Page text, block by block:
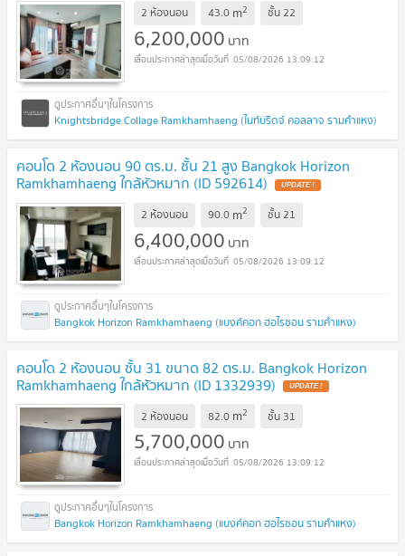
2 ห้องนอน 43.0 m2 ชั้น22
6,200,000 บาท
05/08/2026 13:09:12
Knightsbridge Collage Ramkhamhaeng (ไนท์บริดจ์ คอลลาจ รามคำแหง)
คอนโด 2 ห้องนอน 90 ตร.ม. ชั้น 21 สูง Bangkok Horizon
Ramkhamhaeng ใกล้หัวหมาก (ID 592614) UPDATE !
2 ห้องนอน 90.0 m2 ชั้น21
6,400,000 บาท
05/08/2026 13:09:12
Bangkok Horizon Ramkhamhaeng (แบงค์คอก ฮอไรซอน รามคำแหง)
คอนโด 2 ห้องนอน ชั้น 31 ขนาด 82 ตร.ม. Bangkok Horizon
Ramkhamhaeng ใกล้หัวหมาก (ID 1332939) UPDATE !
2 ห้องนอน 82.0 m2 ชั้น 31
5,700,000 บาท
05/08/2026 13:09:12
Bangkok Horizon Ramkhamhaeng (แบงค์คอก ฮอไรซอน รามคำแหง)